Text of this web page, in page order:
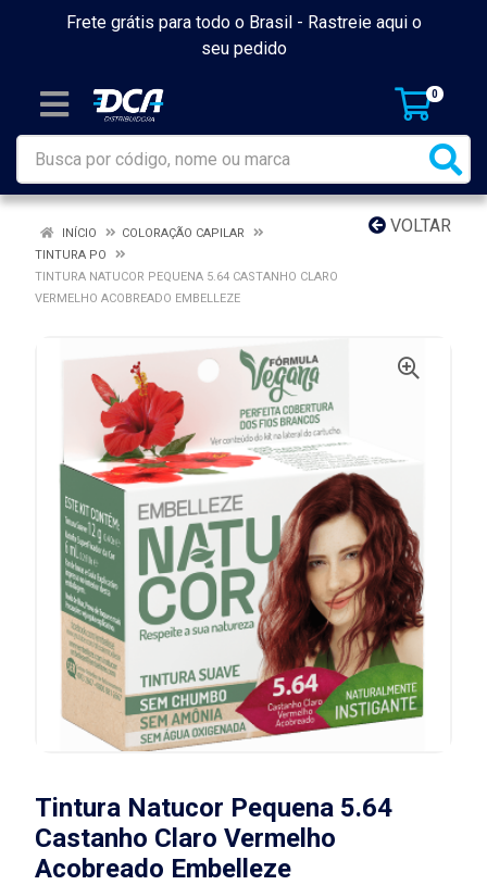
Frete grátis para todo o Brasil - Rastreie aqui o
seu pedido
0
VOLTAR
INÍCIO
COLORAÇÃO CAPILAR
TINTURA PO
TINTURA NATUCOR PEQUENA 5.64 CASTANHO CLARO
VERMELHO ACOBREADO EMBELLEZE
Tintura Natucor Pequena 5.64
Castanho Claro Vermelho
Acobreado Embelleze